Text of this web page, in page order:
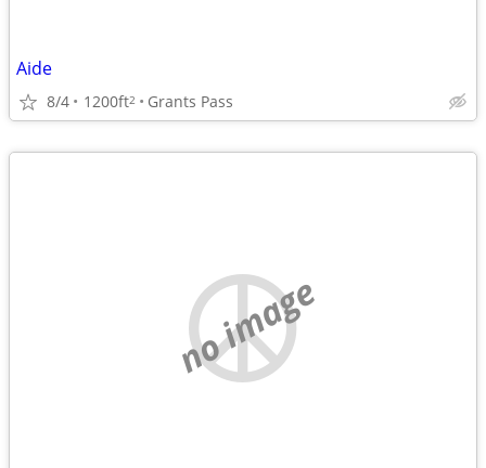
Aide
8/4 1200ft2 Grants Pass
no image